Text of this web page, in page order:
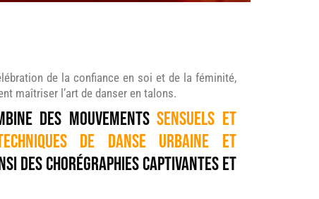
de la confiance en soi et de la féminité,
maîtriser l’art de danser en talons.
des mouvements sensuels et
de danse urbaine et
des chorégraphies captivantes et